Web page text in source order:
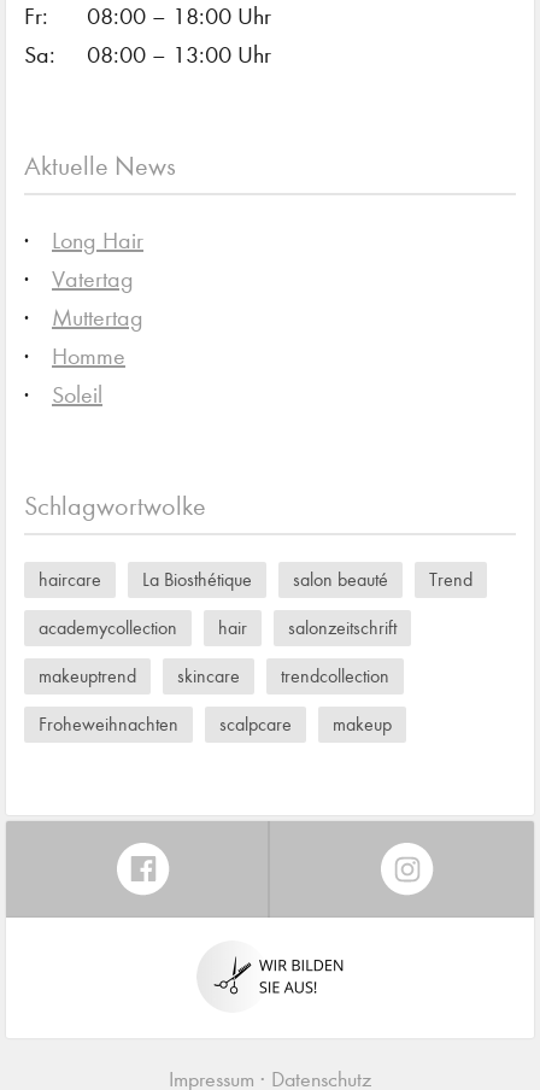
Fr:
08:00 – 18:00 Uhr
Sa:
08:00 – 13:00 Uhr
Aktuelle News
Long Hair
Vatertag
Muttertag
Homme
Soleil
Schlagwortwolke
haircare La Biosthétique salon beauté Trend
academycollection hair salonzeitschrift
makeuptrend skincare trendcollection
Froheweihnachten scalpcare makeup
Impressum Datenschutz